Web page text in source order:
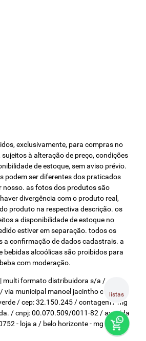
listas
exclusivamente, para compras no
à alteração de preço, condições
de estoque, sem aviso prévio.
podem ser diferentes dos praticados
nosso. as fotos dos produtos são
divergência com o produto real,
produto na respectiva descrição. os
a disponibilidade de estoque no
estiver em separação. todos os
a confirmação de dados cadastrais. a
bebidas alcoólicas são proibidos para
com moderação.
multi formato distribuidora s/a / cnpj:
municipal manoel jacintho coelho
/ cep: 32.150.245 / contagem / mg
/ cnpj: 00.070.509/0011-82 / avenida
- loja a / belo horizonte - mg